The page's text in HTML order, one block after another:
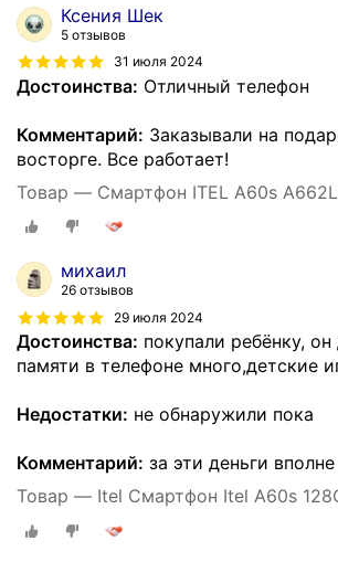
Ксения Шек
5 отзывов
31 июля 2024
Достоинства: Отличный телефон
Комментарий: Заказывали на
восторге. Все работает!
Товар — Смартфон ITEL A60s
михаил
26 отзывов
29 июля 2024
Достоинства: покупали ребёнку,
памяти в телефоне много,детские
Недостатки: не обнаружили пока
Комментарий: за эти деньги
Товар — Itel Смартфон Itel A60s